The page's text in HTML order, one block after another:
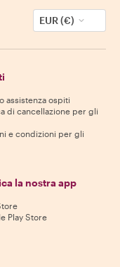
EUR (€)
assistenza ospiti
di cancellazione per gli
e condizioni per gli
la nostra app
Play Store